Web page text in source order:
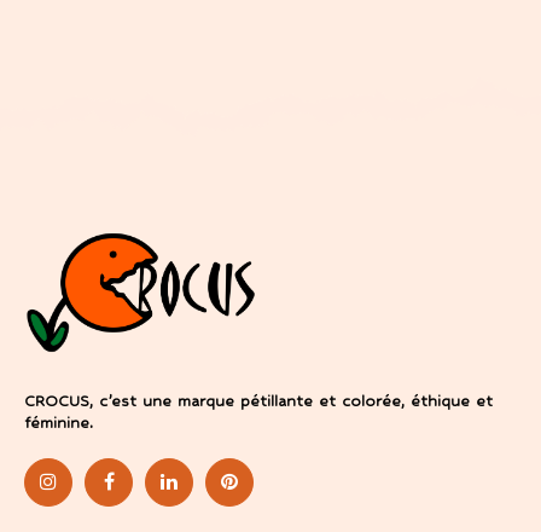
CROCUS, c’est une marque pétillante et colorée, éthique et
féminine.